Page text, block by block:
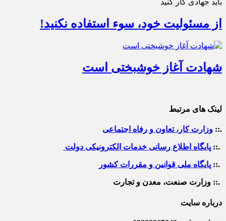
باید جهادی کار کنید
از مسئولیت خود، سوء استفاده نکنید!
شهادت آغاز خوشبختی است
لینک های مرتبط
.:: وزارت کار، تعاون و رفاه اجتماعی
.:: پایگاه اطلاع رسانی خدمات الکترونیکی دولت
.:: پایگاه ملی قوانین و مقررات کشور
.:: وزارت صنعت، معدن و تجارت
درباره سایت